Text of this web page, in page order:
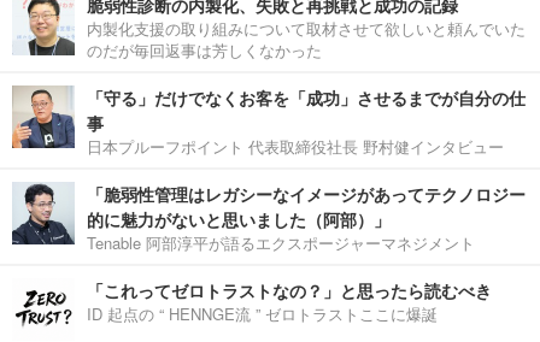
脆弱性診断の内製化、失敗と再挑戦と成功の記録
内製化支援の取り組みについて取材させて欲しいと頼んでいた
のだが毎回返事は芳しくなかった
「守る」だけでなくお客を「成功」させるまでが自分の仕
事
日本プルーフポイント 代表取締役社長 野村健インタビュー
「脆弱性管理はレガシーなイメージがあってテクノロジー
的に魅力がないと思いました（阿部）」
Tenable 阿部淳平が語るエクスポージャーマネジメント
「これってゼロトラストなの？」と思ったら読むべき
ID 起点の “ HENNGE流 ” ゼロトラストここに爆誕